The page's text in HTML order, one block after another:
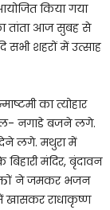
किया गया
तांता आज सुबह से
सभी शहरों में उत्साह
का त्योहार
नगाडे बजने लगे.
लगे. मथुरा में
मंदिर, बृंदावन
भक्तों ने जमकर भजन
खासकर राधाकृष्ण